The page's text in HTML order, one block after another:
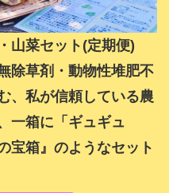
山菜セット(定期便)
除草剤・動物性堆肥不
、私が信頼している農
一箱に「ギュギュ
宝箱』のようなセット